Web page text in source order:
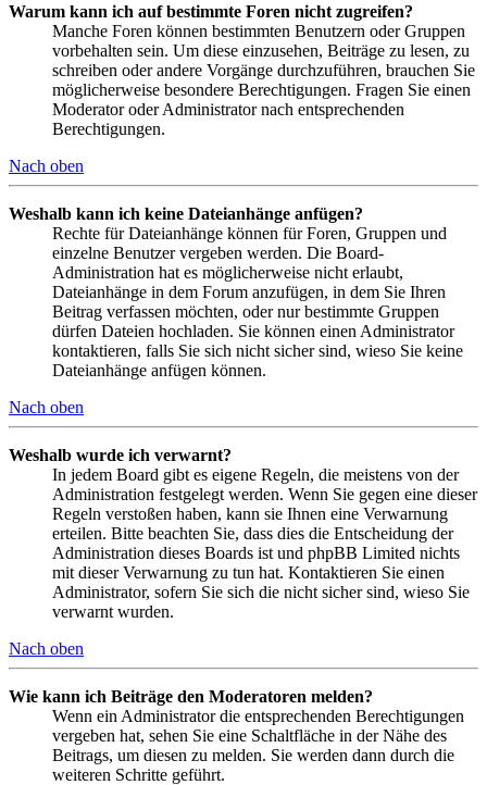
Warum kann ich auf bestimmte Foren nicht zugreifen?
Manche Foren können bestimmten Benutzern oder Gruppen
vorbehalten sein. Um diese einzusehen, Beiträge zu lesen, zu
schreiben oder andere Vorgänge durchzuführen, brauchen Sie
möglicherweise besondere Berechtigungen. Fragen Sie einen
Moderator oder Administrator nach entsprechenden
Berechtigungen.
Nach oben
Weshalb kann ich keine Dateianhänge anfügen?
Rechte für Dateianhänge können für Foren, Gruppen und
einzelne Benutzer vergeben werden. Die Board-
Administration hat es möglicherweise nicht erlaubt,
Dateianhänge in dem Forum anzufügen, in dem Sie Ihren
Beitrag verfassen möchten, oder nur bestimmte Gruppen
dürfen Dateien hochladen. Sie können einen Administrator
kontaktieren, falls Sie sich nicht sicher sind, wieso Sie keine
Dateianhänge anfügen können.
Nach oben
Weshalb wurde ich verwarnt?
In jedem Board gibt es eigene Regeln, die meistens von der
Administration festgelegt werden. Wenn Sie gegen eine dieser
Regeln verstoßen haben, kann sie Ihnen eine Verwarnung
erteilen. Bitte beachten Sie, dass dies die Entscheidung der
Administration dieses Boards ist und phpBB Limited nichts
mit dieser Verwarnung zu tun hat. Kontaktieren Sie einen
Administrator, sofern Sie sich die nicht sicher sind, wieso Sie
verwarnt wurden.
Nach oben
Wie kann ich Beiträge den Moderatoren melden?
Wenn ein Administrator die entsprechenden Berechtigungen
vergeben hat, sehen Sie eine Schaltfläche in der Nähe des
Beitrags, um diesen zu melden. Sie werden dann durch die
weiteren Schritte geführt.